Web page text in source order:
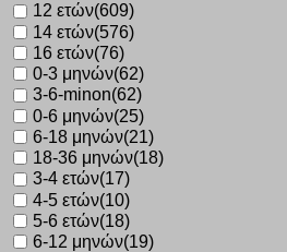
12 ετών(609)
14 ετών(576)
16 ετών(76)
0-3 μηνών(62)
3-6-minon(62)
0-6 μηνών(25)
6-18 μηνών(21)
18-36 μηνών(18)
3-4 ετών(17)
4-5 ετών(10)
5-6 ετών(18)
6-12 μηνών(19)